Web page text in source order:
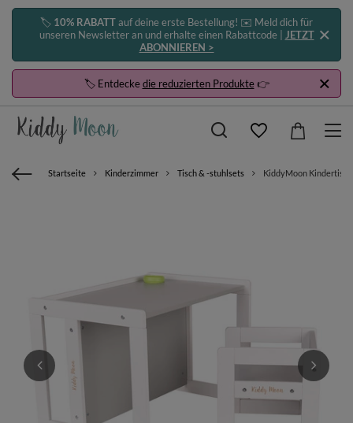
🏷️ 10% RABATTauf deine erste Bestellung! ✉️ Meld dich für
unseren Newsletter an und erhalte einen Rabattcode | JETZT
ABONNIEREN >
🏷️ Entdeckedie reduzierten Produkte👉
Startseite Kinderzimmer Tisch & -stuhlsets KiddyMoon